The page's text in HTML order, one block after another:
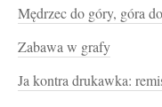
Mędrzec do góry, góra
Zabawa w grafy
Ja kontra drukawka: